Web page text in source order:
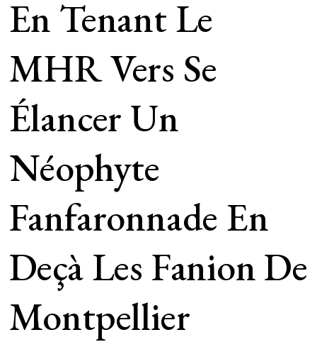
En Tenant Le
MHR Vers Se
Élancer Un
Néophyte
Fanfaronnade En
Deçà Les Fanion De
Montpellier